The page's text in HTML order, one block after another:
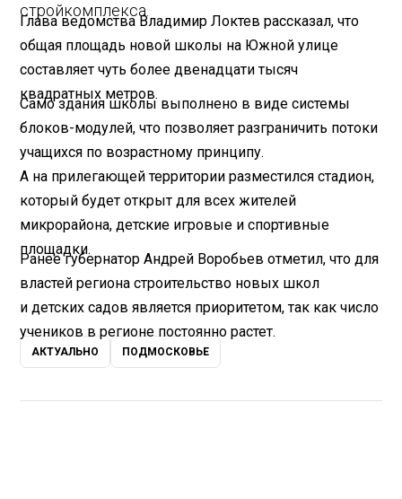
стройкомплекса.
Глава ведомства Владимир Локтев рассказал, что
общая площадь новой школы на Южной улице
составляет чуть более двенадцати тысяч
квадратных метров.
Само здания школы выполнено в виде системы
блоков-модулей, что позволяет разграничить потоки
учащихся по возрастному принципу.
А на прилегающей территории разместился стадион,
который будет открыт для всех жителей
микрорайона, детские игровые и спортивные
площадки.
Ранее губернатор Андрей Воробьев отметил, что для
властей региона строительство новых школ
и детских садов является приоритетом, так как число
учеников в регионе постоянно растет.
АКТУАЛЬНО ПОДМОСКОВЬЕ